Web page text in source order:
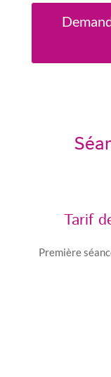
Tarif
Première